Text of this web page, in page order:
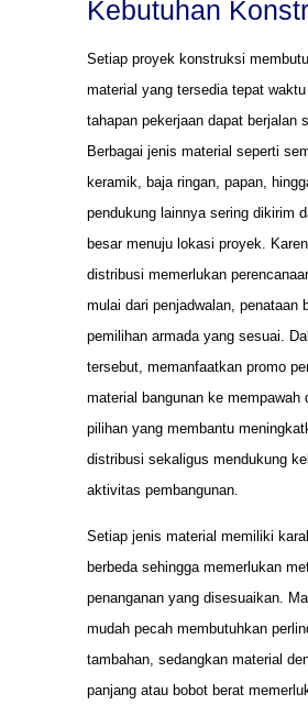
Kebutuhan
Setiap proyek konstruksi
material yang tersedia tepat
tahapan pekerjaan dapat berjalan
Berbagai jenis material seperti
keramik, baja ringan, papan,
pendukung lainnya sering dikirim
besar menuju lokasi proyek.
distribusi memerlukan
mulai dari penjadwalan, penataan
pemilihan armada yang sesuai.
tersebut, memanfaatkan promo
material bangunan ke mempawah
pilihan yang membantu
distribusi sekaligus mendukung
aktivitas pembangunan.
Setiap jenis material memiliki
berbeda sehingga memerlukan
penanganan yang disesuaikan.
mudah pecah membutuhkan
tambahan, sedangkan material
panjang atau bobot berat